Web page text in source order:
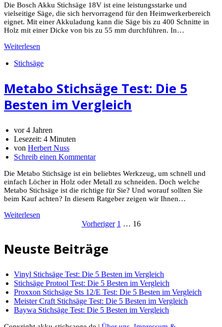
Die Bosch Akku Stichsäge 18V ist eine leistungsstarke und
vielseitige Säge, die sich hervorragend für den Heimwerkerbereich
eignet. Mit einer Akkuladung kann die Säge bis zu 400 Schnitte in
Holz mit einer Dicke von bis zu 55 mm durchführen. In…
Weiterlesen
Stichsäge
Metabo Stichsäge Test: Die 5
Besten im Vergleich
vor 4 Jahren
Lesezeit: 4 Minuten
von Herbert Nuss
Schreib einen Kommentar
Die Metabo Stichsäge ist ein beliebtes Werkzeug, um schnell und
einfach Löcher in Holz oder Metall zu schneiden. Doch welche
Metabo Stichsäge ist die richtige für Sie? Und worauf sollten Sie
beim Kauf achten? In diesem Ratgeber zeigen wir Ihnen…
Weiterlesen
Beiträge
Vorheriger 1 … 16
Neuste Beiträge
Vinyl Stichsäge Test: Die 5 Besten im Vergleich
Stichsäge Protool Test: Die 5 Besten im Vergleich
Proxxon Stichsäge Sts 12/E Test: Die 5 Besten im Vergleich
Meister Craft Stichsäge Test: Die 5 Besten im Vergleich
Baywa Stichsäge Test: Die 5 Besten im Vergleich